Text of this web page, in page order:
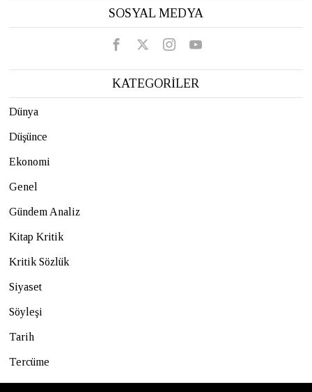
SOSYAL MEDYA
KATEGORİLER
Dünya
Düşünce
Ekonomi
Genel
Gündem Analiz
Kitap Kritik
Kritik Sözlük
Siyaset
Söyleşi
Tarih
Tercüme